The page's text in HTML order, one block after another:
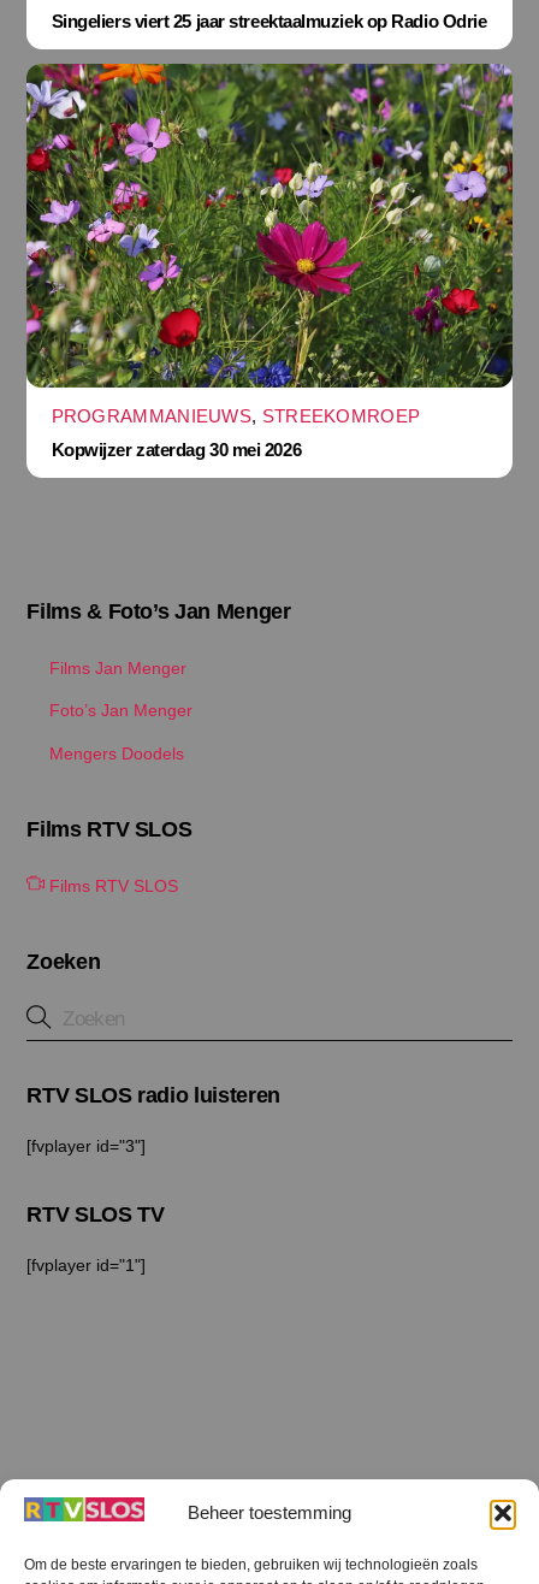
Beheer toestemming
Om de beste ervaringen te bieden, gebruiken wij technologieën zoals
Singeliers viert 25 jaar streektaalmuziek op Radio Odrie
PROGRAMMANIEUWS, STREEKOMROEP
Kopwijzer zaterdag 30 mei 2026
Films & Foto’s Jan Menger
Films Jan Menger
Foto’s Jan Menger
Mengers Doodels
Films RTV SLOS
Films RTV SLOS
Zoeken
RTV SLOS radio luisteren
[fvplayer id="3"]
RTV SLOS TV
[fvplayer id="1"]